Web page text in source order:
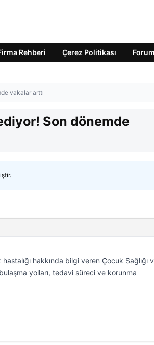
Rehberi Çerez Politikası Forum
vakalar arttı
Son dönemde
hakkında bilgi veren Çocuk Sağlığı
yolları, tedavi süreci ve korunma